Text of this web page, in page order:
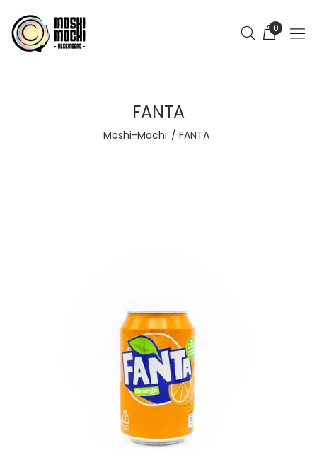
0
FANTA
Moshi-Mochi FANTA